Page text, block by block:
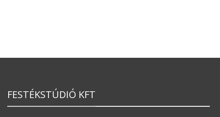
FESTÉKSTÚDIÓ KFT